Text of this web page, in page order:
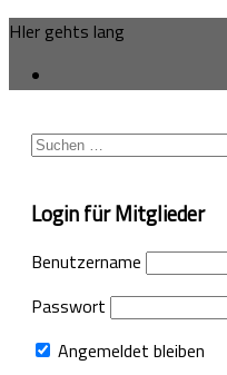
HIer gehts lang
Suchen
Login für Mitglieder
Benutzername
Passwort
Angemeldet bleiben